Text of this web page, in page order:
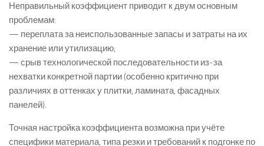
Неправильный коэффициент приводит к двум основным
проблемам:
— переплата за неиспользованные запасы и затраты на их
хранение или утилизацию;
— срыв технологической последовательности из‑за
нехватки конкретной партии (особенно критично при
различиях в оттенках у плитки, ламината, фасадных
панелей).
Точная настройка коэффициента возможна при учёте
специфики материала, типа резки и требований к подгонке по